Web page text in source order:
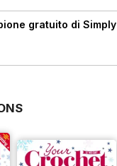
gratuito di Simply